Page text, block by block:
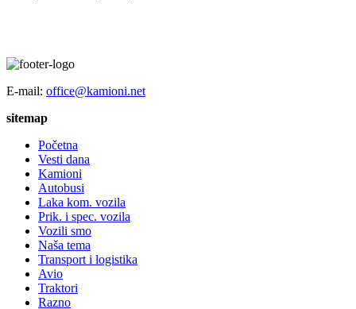
E-mail: office@kamioni.net
sitemap
Početna
Vesti dana
Kamioni
Autobusi
Laka kom. vozila
Prik. i spec. vozila
Vozili smo
Naša tema
Transport i logistika
Avio
Traktori
Razno